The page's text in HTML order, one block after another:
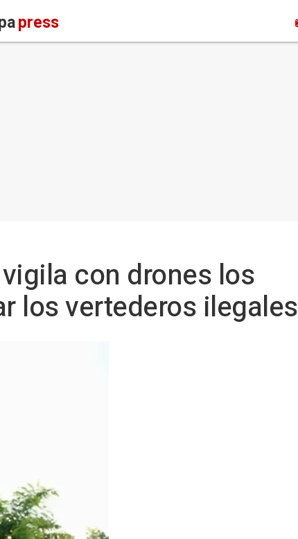
press
con drones los
los vertederos ilegales